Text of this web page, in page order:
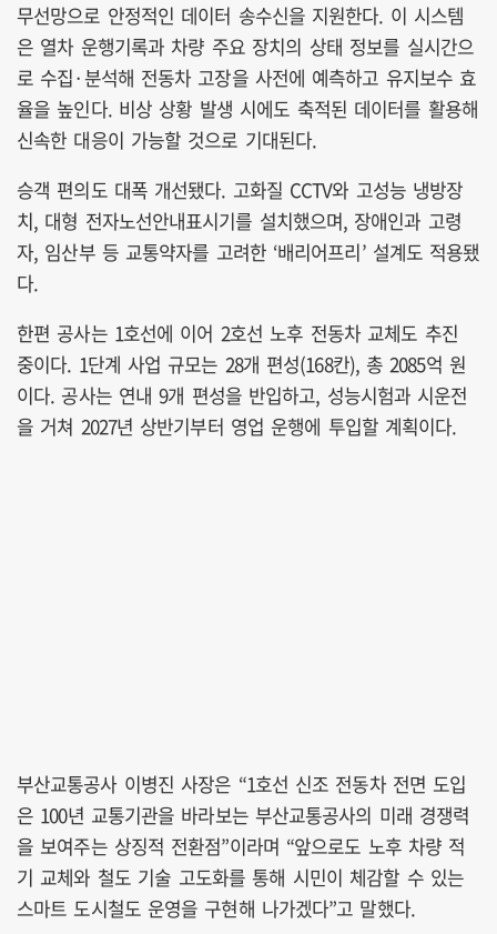
무선망으로 안정적인 데이터 송수신을 지원한다. 이 시스템
은 열차 운행기록과 차량 주요 장치의 상태 정보를 실시간으
로 수집·분석해 전동차 고장을 사전에 예측하고 유지보수 효
율을 높인다. 비상 상황 발생 시에도 축적된 데이터를 활용해
신속한 대응이 가능할 것으로 기대된다.
승객 편의도 대폭 개선됐다. 고화질 CCTV와 고성능 냉방장
치, 대형 전자노선안내표시기를 설치했으며, 장애인과 고령
자, 임산부 등 교통약자를 고려한 ‘배리어프리’ 설계도 적용됐
다.
한편 공사는 1호선에 이어 2호선 노후 전동차 교체도 추진
중이다. 1단계 사업 규모는 28개 편성(168칸), 총 2085억 원
이다. 공사는 연내 9개 편성을 반입하고, 성능시험과 시운전
을 거쳐 2027년 상반기부터 영업 운행에 투입할 계획이다.
부산교통공사 이병진 사장은 “1호선 신조 전동차 전면 도입
은 100년 교통기관을 바라보는 부산교통공사의 미래 경쟁력
을 보여주는 상징적 전환점”이라며 “앞으로도 노후 차량 적
기 교체와 철도 기술 고도화를 통해 시민이 체감할 수 있는
스마트 도시철도 운영을 구현해 나가겠다”고 말했다.